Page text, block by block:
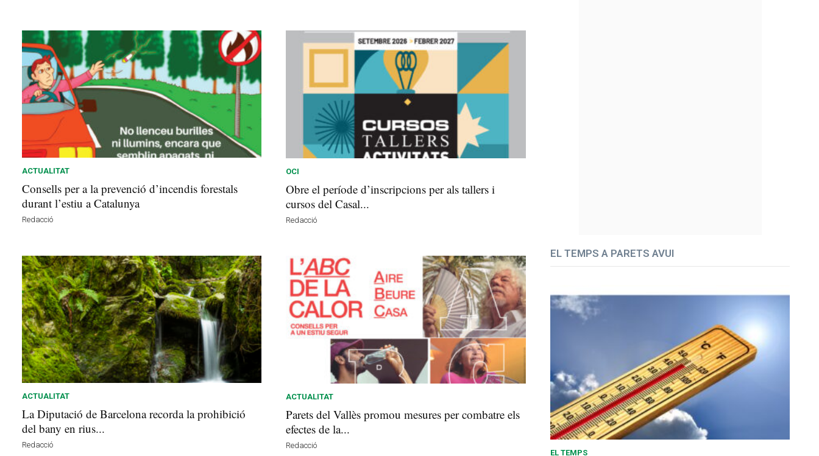
ACTUALITAT
Consells per a la prevenció d’incendis forestals
durant l’estiu a Catalunya
Redacció
OCI
Obre el període d’inscripcions per als tallers i
cursos del Casal...
Redacció
ACTUALITAT
La Diputació de Barcelona recorda la prohibició
del bany en rius...
Redacció
ACTUALITAT
Parets del Vallès promou mesures per combatre els
efectes de la...
Redacció
EL TEMPS A PARETS AVUI
EL TEMPS